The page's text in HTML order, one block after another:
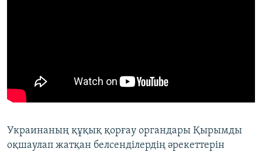
Украинаның құқық қорғау органдары Қырымды
оқшаулап жатқан белсенділердің әрекеттерін